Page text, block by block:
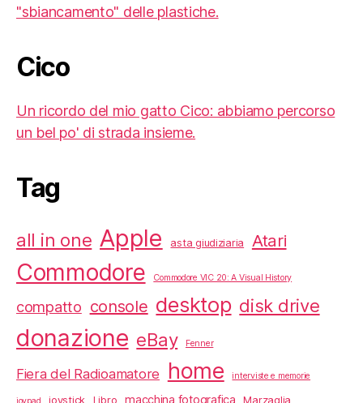
"sbiancamento" delle plastiche.
Cico
Un ricordo del mio gatto Cico: abbiamo percorso
un bel po' di strada insieme.
Tag
all in one Apple asta giudiziaria Atari
Commodore Commodore VIC 20: A Visual History
compatto console desktop disk drive
donazione eBay Fenner
Fiera del Radioamatore home interviste e memorie
joystick Libro macchina fotografica Marzaglia